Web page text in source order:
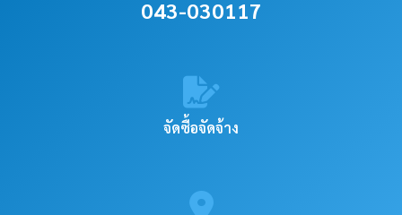
043-030117
จัดซื้อจัดจ้าง